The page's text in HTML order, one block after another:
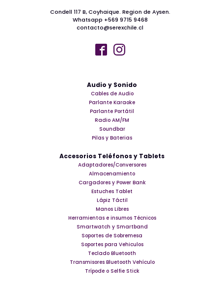
Audio y Sonido
Cables de Audio
Parlante Karaoke
Parlante Portátil
Radio AM/FM
Soundbar
Pilas y Baterias
Accesorios Teléfonos y Tablets
Adaptadores/Conversores
Almacenamiento
Cargadores y Power Bank
Estuches Tablet
Lápiz Táctil
Manos Libres
Herramientas e insumos Técnicos
Smartwatch y Smartband
Soportes de Sobremesa
Soportes para Vehiculos
Teclado Bluetooth
Transmisores Bluetooth Vehículo
Trípode o Selfie Stick
Condell 117 B, Coyhaique. Region de Aysen.
Whatsapp +569 9715 9468
contacto@serexchile.cl